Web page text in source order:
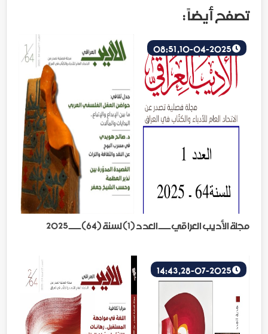
تصفح أيضاً :
مجلة الأديب العراقي ــــ العدد (1) لسنة (64) ــــ 2025